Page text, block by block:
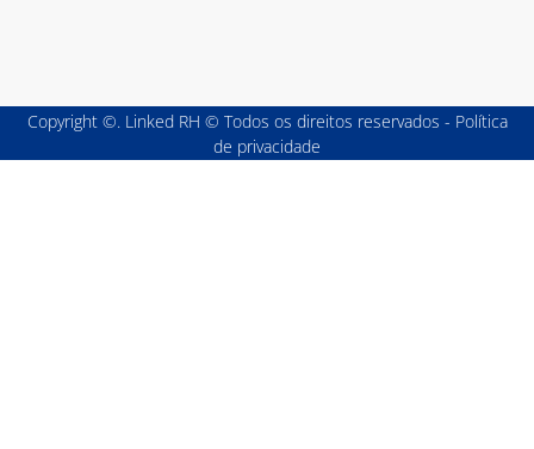
Copyright ©. Linked RH © Todos os direitos reservados - Política
de privacidade